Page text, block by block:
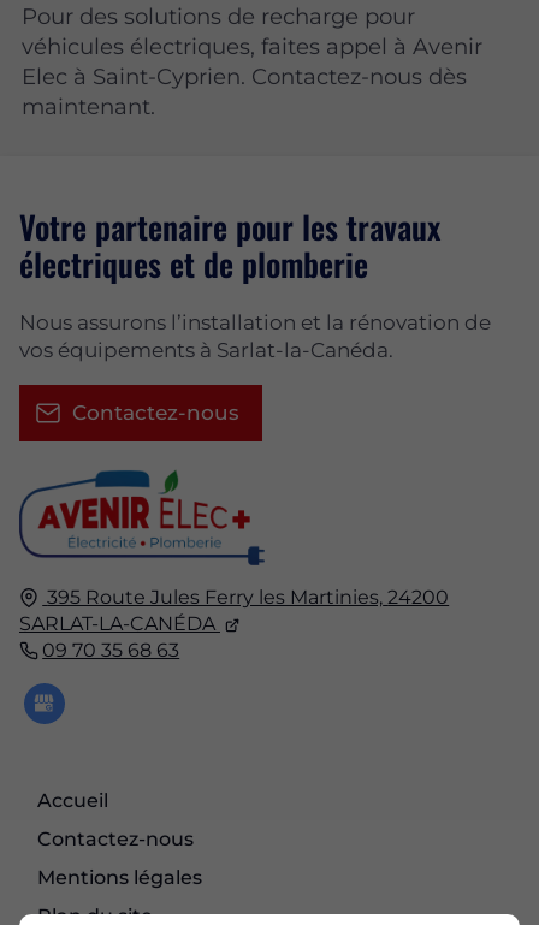
Pour des solutions de recharge pour
véhicules électriques, faites appel à Avenir
Elec à Saint-Cyprien. Contactez-nous dès
maintenant.
395 Route Jules Ferry les Martinies, 24200
SARLAT-LA-CANÉDA
09 70 35 68 63
Accueil
Contactez-nous
Mentions légales
Plan du site
Votre partenaire pour les travaux
électriques et de plomberie
Nous assurons l’installation et la rénovation de
vos équipements à Sarlat-la-Canéda.
Contactez-nous